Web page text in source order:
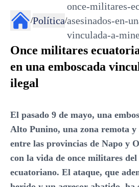
/Política/
once-militares-
asesinados-en-
vinculada-a-
Once militares
en una emboscada
ilegal
El pasado 9 de mayo, una
Alto Punino, una zona remota y
entre las provincias de Napo y
con la vida de once militares
ecuatoriano. El ataque, que